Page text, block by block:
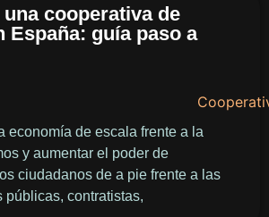
cooperativa de
España: guía paso a
economía de escala frente a la
y aumentar el poder de
ciudadanos de a pie frente a las
públicas, contratistas,